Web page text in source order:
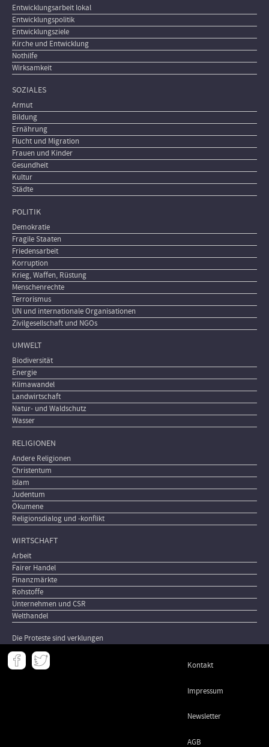
Entwicklungsarbeit lokal
Entwicklungspolitik
Entwicklungsziele
Kirche und Entwicklung
Nothilfe
Wirksamkeit
SOZIALES
Armut
Bildung
Ernährung
Flucht und Migration
Frauen und Kinder
Gesundheit
Kultur
Städte
POLITIK
Demokratie
Fragile Staaten
Friedensarbeit
Korruption
Krieg, Waffen, Rüstung
Menschenrechte
Terrorismus
UN und internationale Organisationen
Zivilgesellschaft und NGOs
UMWELT
Biodiversität
Energie
Klimawandel
Landwirtschaft
Natur- und Waldschutz
Wasser
RELIGIONEN
Andere Religionen
Christentum
Islam
Judentum
Ökumene
Religionsdialog und -konflikt
WIRTSCHAFT
Arbeit
Fairer Handel
Finanzmärkte
Rohstoffe
Unternehmen und CSR
Welthandel
Die Proteste sind verklungen
Meta
- Kontakt
Impressum
Newsletter
AGB